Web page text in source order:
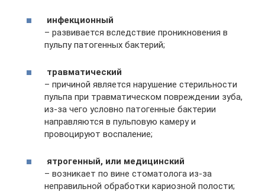
инфекционный
– развивается вследствие проникновения в
пульпу патогенных бактерий;
травматический
– причиной является нарушение стерильности
пульпа при травматическом повреждении зуба,
из-за чего условно патогенные бактерии
направляются в пульповую камеру и
провоцируют воспаление;
ятрогенный, или медицинский
– возникает по вине стоматолога из-за
неправильной обработки кариозной полости;